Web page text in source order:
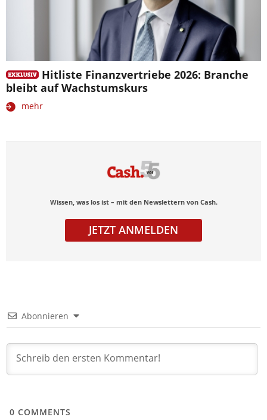
Hitliste Finanzvertriebe 2026: Branche
bleibt auf Wachstumskurs
mehr
Wissen, was los ist – mit den Newslettern von Cash.
JETZT ANMELDEN
Abonnieren
0 COMMENTS